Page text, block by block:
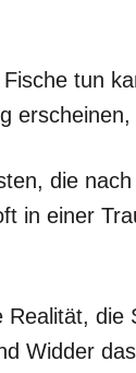
tun
die
in einer
die
Widder